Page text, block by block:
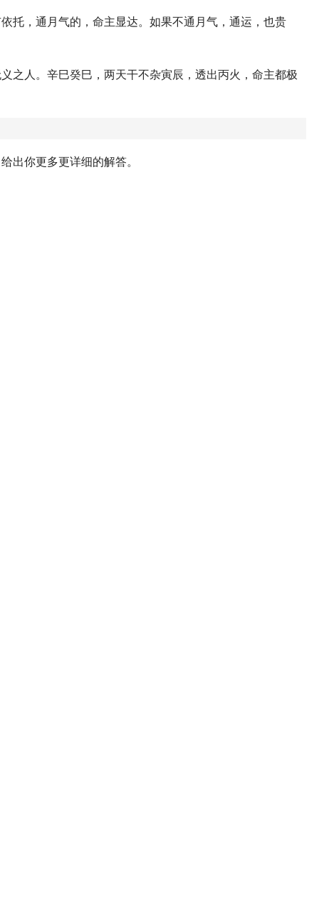
托，通月气的，命主显达。如果不通月气，通运，也贵
之人。辛巳癸巳，两天干不杂寅辰，透出丙火，命主都极
出你更多更详细的解答。